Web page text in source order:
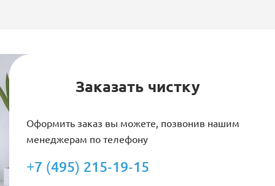
Заказать чистку
Оформить заказ вы можете, позвонив нашим
менеджерам по телефону
+7 (495) 215-19-15